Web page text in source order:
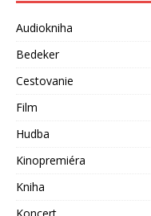
Audiokniha
Bedeker
Cestovanie
Film
Hudba
Kinopremiéra
Kniha
Koncert